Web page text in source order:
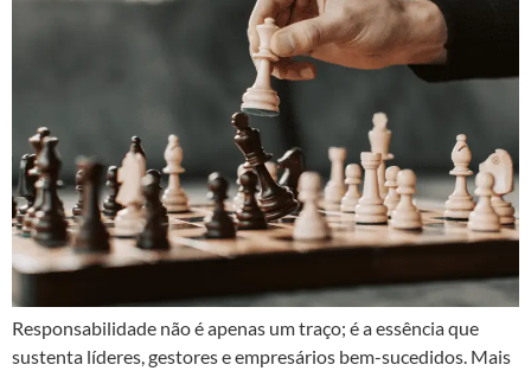
Responsabilidade não é apenas um traço; é a essência que
sustenta líderes, gestores e empresários bem-sucedidos. Mais